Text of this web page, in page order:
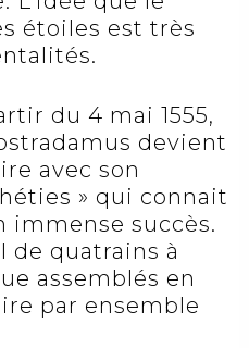
étoiles est très
du 4 mai 1555,
devient
avec son
» qui connait
succès.
de quatrains à
assemblés en
par ensemble